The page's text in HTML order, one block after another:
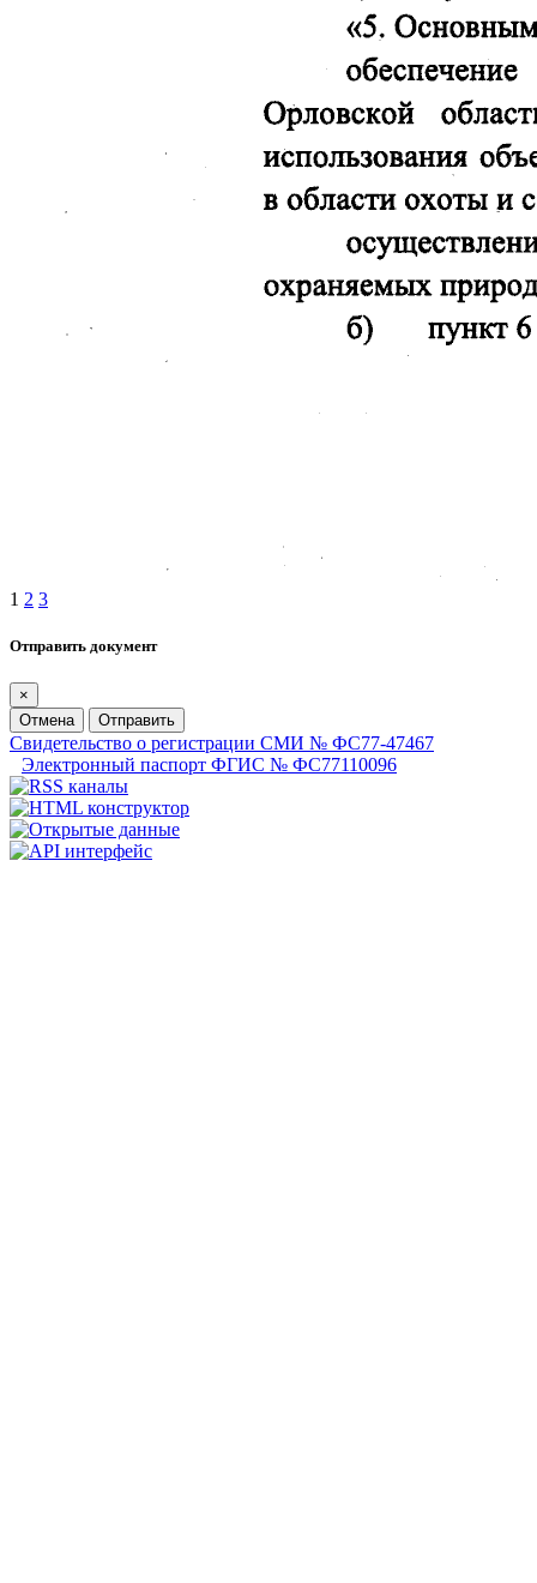
1 2 3
Отправить документ
×
Отмена
Отправить
Свидетельство о регистрации СМИ № ФС77-47467
Электронный паспорт ФГИС № ФС77110096